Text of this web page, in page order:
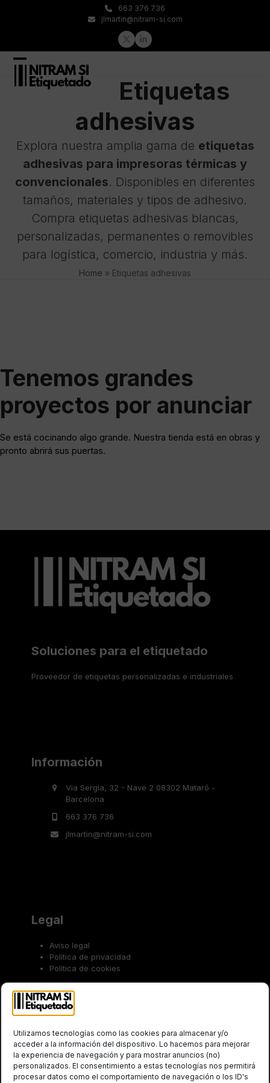
Utilizamos tecnologías como las cookies para almacenar y/o
acceder a la información del dispositivo. Lo hacemos para mejorar
la experiencia de navegación y para mostrar anuncios (no)
personalizados. El consentimiento a estas tecnologías nos permitirá
procesar datos como el comportamiento de navegación o los ID's
663 376 736
jlmartin@nitram-si.com
TwitterLinkedIn
Open
mobile
Close
mobile
Etiquetas
adhesivas
Explora nuestra amplia gama de etiquetas
adhesivas para impresoras térmicas y
convencionales. Disponibles en diferentes
tamaños, materiales y tipos de adhesivo.
Compra etiquetas adhesivas blancas,
personalizadas, permanentes o removibles
para logística, comercio, industria y más.
Home » Etiquetas adhesivas
Tenemos grandes
proyectos por anunciar
Se está cocinando algo grande. Nuestra tienda está en obras y
pronto abrirá sus puertas.
Soluciones para el etiquetado
Proveedor de etiquetas personalizadas e industriales
Información
Via Sergia, 32 - Nave 2 08302 Mataró -
Barcelona
663 376 736
jlmartin@nitram-si.com
Legal
Aviso legal
Política de privacidad
Política de cookies
Trabaja con nosotros